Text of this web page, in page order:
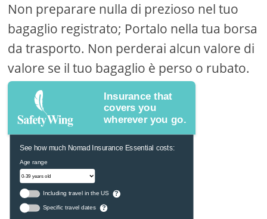
Non preparare nulla di prezioso nel tuo
bagaglio registrato; Portalo nella tua borsa
da trasporto. Non perderai alcun valore di
valore se il tuo bagaglio è perso o rubato.
Insurance that
covers you
wherever you go.
See how much Nomad Insurance Essential costs:
Age range
Including travel in the US ?
Specific travel dates ?